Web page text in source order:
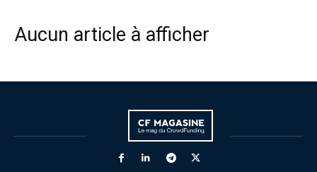
Aucun article à afficher